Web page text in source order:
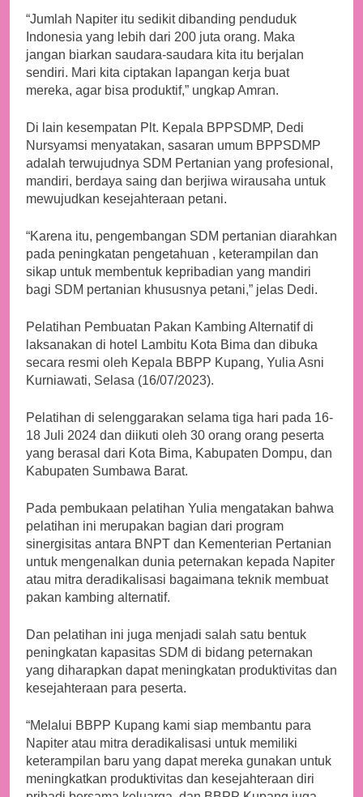
“Jumlah Napiter itu sedikit dibanding penduduk
Indonesia yang lebih dari 200 juta orang. Maka
jangan biarkan saudara-saudara kita itu berjalan
sendiri. Mari kita ciptakan lapangan kerja buat
mereka, agar bisa produktif,” ungkap Amran.
Di lain kesempatan Plt. Kepala BPPSDMP, Dedi
Nursyamsi menyatakan, sasaran umum BPPSDMP
adalah terwujudnya SDM Pertanian yang profesional,
mandiri, berdaya saing dan berjiwa wirausaha untuk
mewujudkan kesejahteraan petani.
“Karena itu, pengembangan SDM pertanian diarahkan
pada peningkatan pengetahuan , keterampilan dan
sikap untuk membentuk kepribadian yang mandiri
bagi SDM pertanian khususnya petani,” jelas Dedi.
Pelatihan Pembuatan Pakan Kambing Alternatif di
laksanakan di hotel Lambitu Kota Bima dan dibuka
secara resmi oleh Kepala BBPP Kupang, Yulia Asni
Kurniawati, Selasa (16/07/2023).
Pelatihan di selenggarakan selama tiga hari pada 16-
18 Juli 2024 dan diikuti oleh 30 orang orang peserta
yang berasal dari Kota Bima, Kabupaten Dompu, dan
Kabupaten Sumbawa Barat.
Pada pembukaan pelatihan Yulia mengatakan bahwa
pelatihan ini merupakan bagian dari program
sinergisitas antara BNPT dan Kementerian Pertanian
untuk mengenalkan dunia peternakan kepada Napiter
atau mitra deradikalisasi bagaimana teknik membuat
pakan kambing alternatif.
Dan pelatihan ini juga menjadi salah satu bentuk
peningkatan kapasitas SDM di bidang peternakan
yang diharapkan dapat meningkatan produktivitas dan
kesejahteraan para peserta.
“Melalui BBPP Kupang kami siap membantu para
Napiter atau mitra deradikalisasi untuk memiliki
keterampilan baru yang dapat mereka gunakan untuk
meningkatkan produktivitas dan kesejahteraan diri